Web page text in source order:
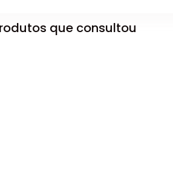
que consultou